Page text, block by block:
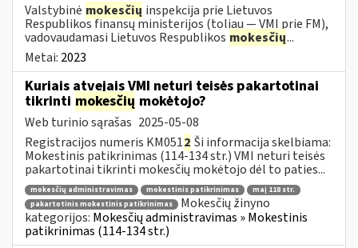
Valstybinė mokesčių inspekcija prie Lietuvos
Respublikos finansų ministerijos (toliau — VMI prie FM),
vadovaudamasi Lietuvos Respublikos mokesčių...
Metai: 2023
Kuriais atvejais VMI neturi teisės pakartotinai
tikrinti mokesčių mokėtojo?
Web turinio sąrašas 2025-05-08
Registracijos numeris KM0512 Ši informacija skelbiama:
Mokestinis patikrinimas (114-134 str.) VMI neturi teisės
pakartotinai tikrinti mokesčių mokėtojo dėl to paties...
mokesčių administravimas mokestinis patikrinimas
maį 118 str.
pakartotinis mokestinis patikrinimas
Mokesčių žinyno
kategorijos: Mokesčių administravimas » Mokestinis
patikrinimas (114-134 str.)